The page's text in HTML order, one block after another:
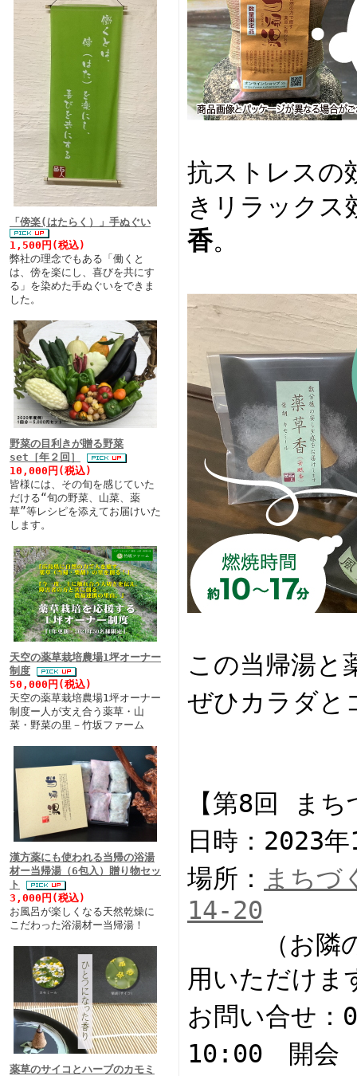
「傍楽(はたらく）」手ぬぐい
1,500円(税込)
弊社の理念でもある「働くと
は、傍を楽にし、喜びを共にす
る」を染めた手ぬぐいをできま
した。
野菜の目利きが贈る野菜
set［年２回］
10,000円(税込)
皆様には、その旬を感じていた
だける“旬の野菜、山菜、薬
草”等レシピを添えてお届けいた
します。
天空の薬草栽培農場1坪オーナー
制度
50,000円(税込)
天空の薬草栽培農場1坪オーナー
制度ー人が支え合う薬草・山
菜・野菜の里－竹坂ファーム
漢方薬にも使われる当帰の浴湯
材ー当帰湯（6包入）贈り物セッ
ト
3,000円(税込)
お風呂が楽しくなる天然乾燥に
こだわった浴湯材ー当帰湯！
薬草のサイコとハーブのカモミ
抗ストレスの
きリラックス
香。
この当帰湯と
ぜひカラダと
【第8回 ま
日時：2023
場所： まちづ
14-20
（お隣
用いただけま
お問い合せ
10:00 開会